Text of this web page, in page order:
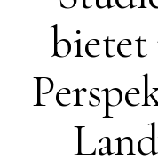
bietet